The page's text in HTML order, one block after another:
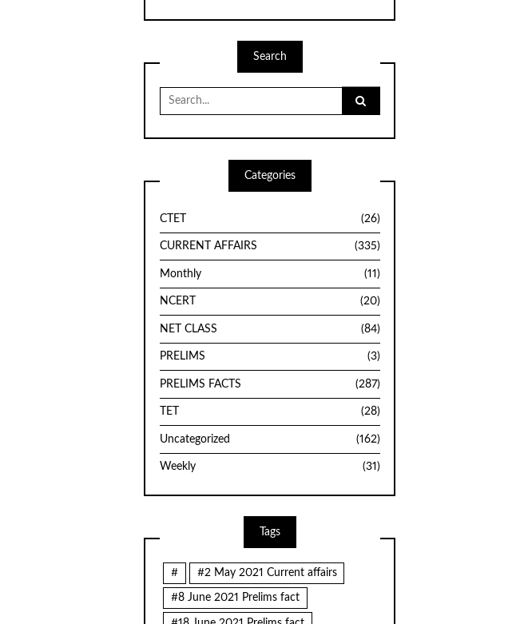
Search
Search
for:
Categories
CTET (26)
CURRENT AFFAIRS (335)
Monthly (11)
NCERT (20)
NET CLASS (84)
PRELIMS (3)
PRELIMS FACTS (287)
TET (28)
Uncategorized (162)
Weekly (31)
Tags
# #2 May 2021 Current affairs
#8 June 2021 Prelims fact